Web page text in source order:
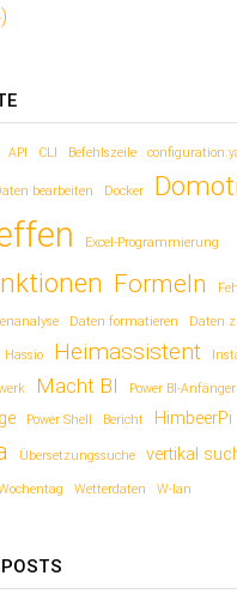
API CLI Befehlszeile
bearbeiten Docker
Excel-Programmierung
Formeln
Daten formatieren Daten
Hassio Heimassistent
Macht BI Power BI-Anfänger
Power Shell Bericht HimbeerPi
Übersetzungssuche vertikal
Wetterdaten W-lan